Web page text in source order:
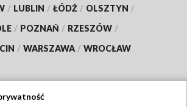
/ LUBLIN / ŁÓDŹ / OLSZTYN /
/ POZNAŃ / RZESZÓW /
/ WARSZAWA / WROCŁAW